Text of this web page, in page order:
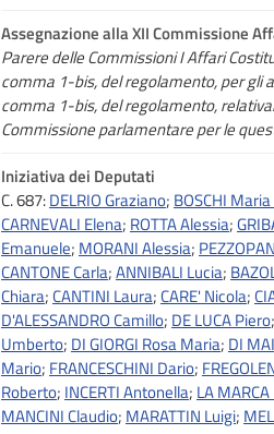
Assegnazionealla XII Commissione
Parere delle Commissioni I Affari
comma 1-bis, del regolamento, per gli
comma 1-bis, del regolamento,
Commissione parlamentare per le
Iniziativa dei Deputati
C. 687:DELRIO Graziano; BOSCHI
CARNEVALI Elena; ROTTA Alessia;
Emanuele; MORANI Alessia;
CANTONE Carla;ANNIBALI Lucia;
Chiara; CANTINI Laura; CARE' Nicola;
D'ALESSANDRO Camillo; DE LUCA Piero;
Umberto; DI GIORGI Rosa Maria; DI
Mario; FRANCESCHINI Dario;
Roberto; INCERTI Antonella; LA
MANCINI Claudio; MARATTIN Luigi;